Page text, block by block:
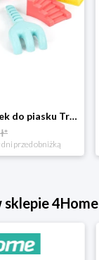
Zestaw zabawek do piasku Truck, 28,5 x 17 x 16,5 cm 4-Home
przed obniżką
sklepie 4Home